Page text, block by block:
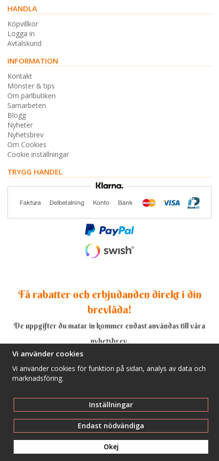
HANDLA
Köpvillkor
Logga in
Avtalskund
INFORMATION
Kontakt
Mönster & tips
Om pärlbutiken
Samarbeten
Blogg
Nyheter
Nyhetsbrev
Om Cookies
Cookie inställningar
TRYGG HANDEL
Få rabatter och erbjudanden direkt i din
brevlåda!
De uppgifter du matar in kommer endast användas till våra
nyhetsbrev.
Vi använder cookies
Vi använder cookies för funktion på sidan, analys av data och
marknadsföring.
Inställningar
Endast nödvändiga
Okej